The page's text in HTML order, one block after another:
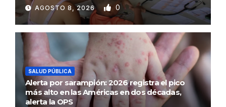
AGOSTO 8, 2026 0
SALUD PÚBLICA
Alerta por sarampión: 2026 registra el pico
más alto en las Américas en dos décadas,
alerta la OPS